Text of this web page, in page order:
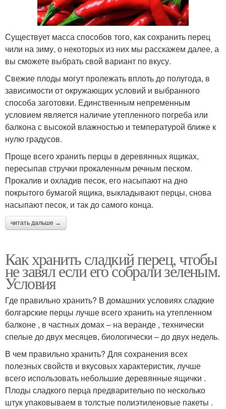
Существует масса способов того, как сохранить перец
чили на зиму, о некоторых из них мы расскажем далее, а
вы сможете выбрать свой вариант по вкусу.
Свежие плоды могут пролежать вплоть до полугода, в
зависимости от окружающих условий и выбранного
способа заготовки. Единственным непременным
условием является наличие утепленного погреба или
балкона с высокой влажностью и температурой ближе к
нулю градусов.
Проще всего хранить перцы в деревянных ящиках,
пересыпав стручки прокаленным речным песком.
Прокалив и охладив песок, его насыпают на дно
покрытого бумагой ящика, выкладывают перцы, снова
насыпают песок, и так до самого конца.
читать дальше →
Как хранить сладкий перец, чтобы
не завял если его собрали зеленым.
Условия
Где правильно хранить? В домашних условиях сладкие
болгарские перцы лучше всего хранить на утепленном
балконе , в частных домах – на веранде , технически
спелые до двух месяцев, биологически – до двух недель.
В чем правильно хранить? Для сохранения всех
полезных свойств и вкусовых характеристик, лучше
всего использовать небольшие деревянные ящички .
Плоды сладкого перца предварительно по несколько
штук упаковываем в толстые полиэтиленовые пакеты .